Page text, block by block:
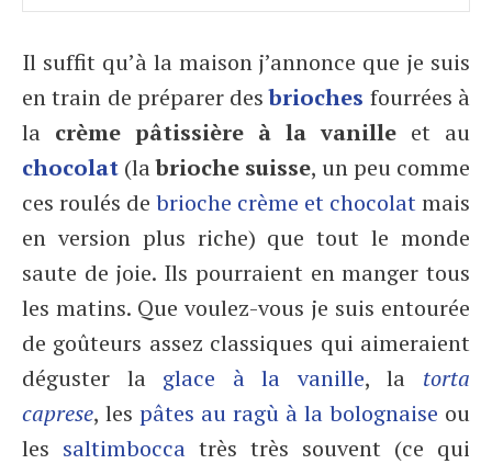
Il suffit qu’à la maison j’annonce que je suis
en train de préparer desbrioches fourrées à
la crème pâtissière à la vanille et au
chocolat (labrioche suisse, un peu comme
ces roulés de brioche crème et chocolatmais
en version plus riche) que tout le monde
saute de joie. Ils pourraient en manger tous
les matins. Que voulez-vous je suis entourée
de goûteurs assez classiques qui aimeraient
déguster la glace à la vanille, la torta
caprese, les pâtes au ragù à la bolognaise ou
les saltimbocca très très souvent (ce qui